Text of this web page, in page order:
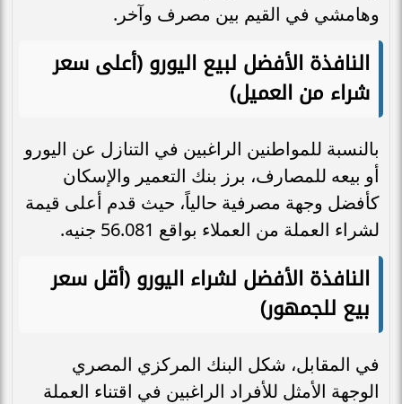
وهامشي في القيم بين مصرف وآخر.
النافذة الأفضل لبيع اليورو (أعلى سعر
شراء من العميل)
بالنسبة للمواطنين الراغبين في التنازل عن اليورو
أو بيعه للمصارف، برز بنك التعمير والإسكان
كأفضل وجهة مصرفية حالياً، حيث قدم أعلى قيمة
لشراء العملة من العملاء بواقع 56.081 جنيه.
النافذة الأفضل لشراء اليورو (أقل سعر
بيع للجمهور)
في المقابل، شكل البنك المركزي المصري
الوجهة الأمثل للأفراد الراغبين في اقتناء العملة